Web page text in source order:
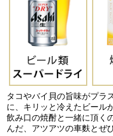
タコやバイ貝の旨味がプラ
に、キリッと冷えたビール
飲み口の焼酎と一緒に頂く
んだ、アツアツの車麩とぜ